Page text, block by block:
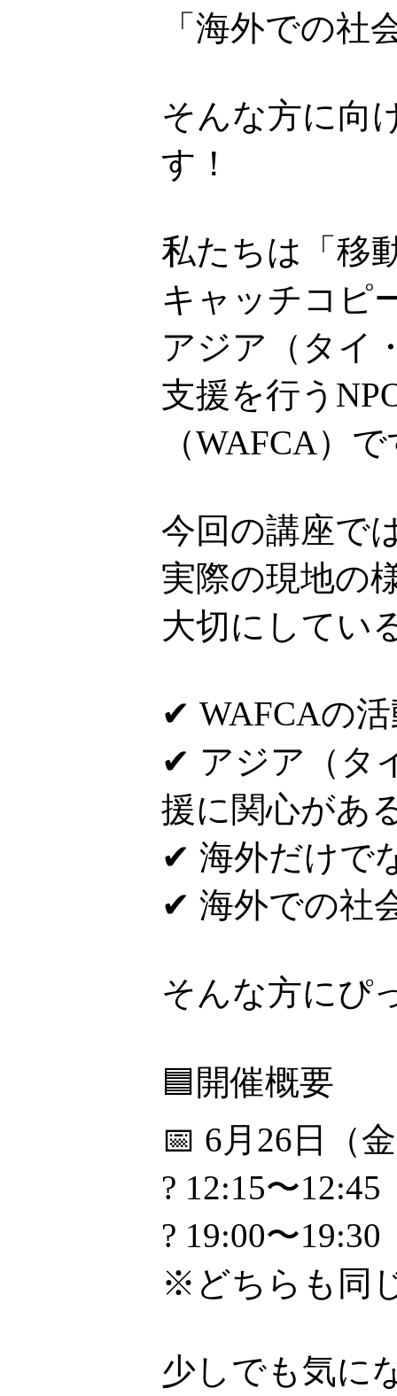
「海外での社
そんな方に向
す！
私たちは「移
キャッチコピ
アジア（タイ
支援を行う
（WAFCA）
今回の講座で
実際の現地の
大切にしてい
✔ WAFCAの
✔ アジア（タ
援に関心があ
✔ 海外だけで
✔ 海外での社
そんな方にぴ
🟦開催概要
📅 6月26日（
? 12:15〜12:45
? 19:00〜19:30
※どちらも同
少しでも気に